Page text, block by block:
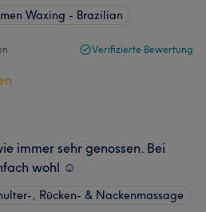
Waxing - Brazilian
Verifizierte Bewertung
immer sehr genossen. Bei
wohl ☺️
, Rücken- & Nackenmassage